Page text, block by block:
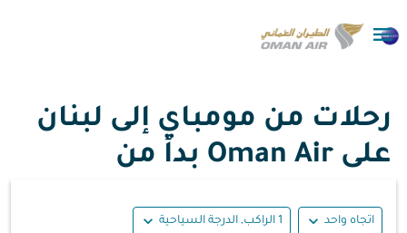

رحلات من مومباي إلى لبنان
على Oman Air بدأ من
اتجاه واحد expand_more 1 الراكب, الدرجة السياحية expand_more